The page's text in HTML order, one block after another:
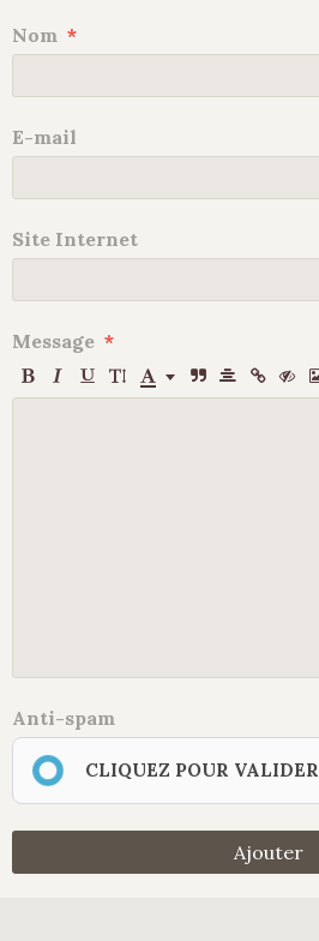
Nom
E-mail
Site Internet
Message
Anti-spam
CLIQUEZ POUR VALIDER
Ajouter